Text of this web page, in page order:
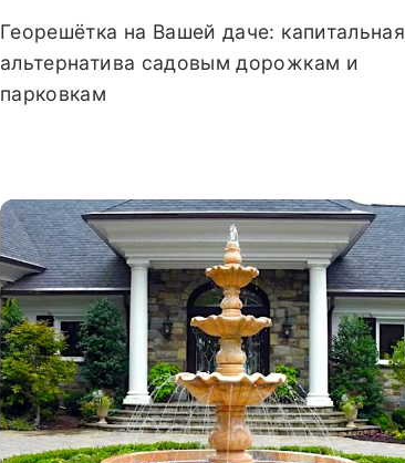
Георешётка на Вашей даче: капитальная
альтернатива садовым дорожкам и
парковкам